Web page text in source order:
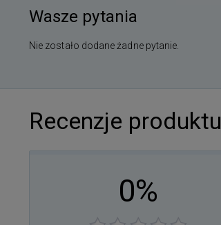
Wasze pytania
Nie zostało dodane żadne pytanie.
Recenzje produktu
0%